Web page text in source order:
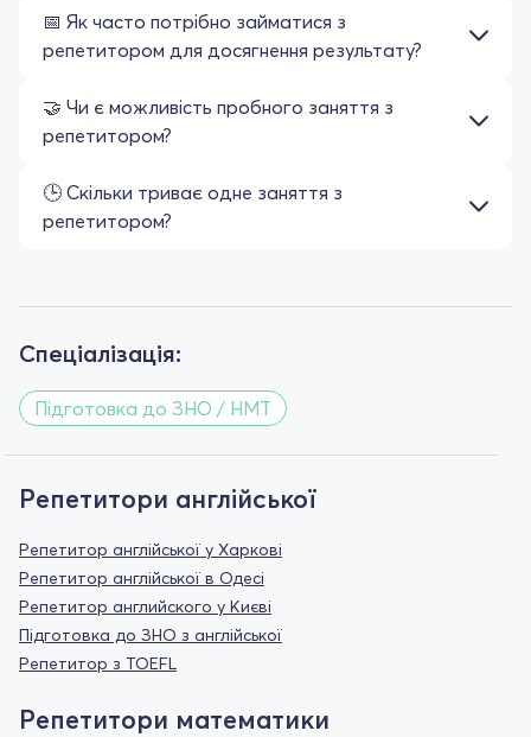
📅 Як часто потрібно займатися з
репетитором для досягнення результату?
🤝 Чи є можливість пробного заняття з
репетитором?
🕒 Скільки триває одне заняття з
репетитором?
Спеціалізація:
Підготовка до ЗНО / НМТ
Репетитори англійської
Репетитор англійської у Харкові
Репетитор англійської в Одесі
Репетитор английского у Києві
Підготовка до ЗНО з англійської
Репетитор з TOEFL
Репетитори математики